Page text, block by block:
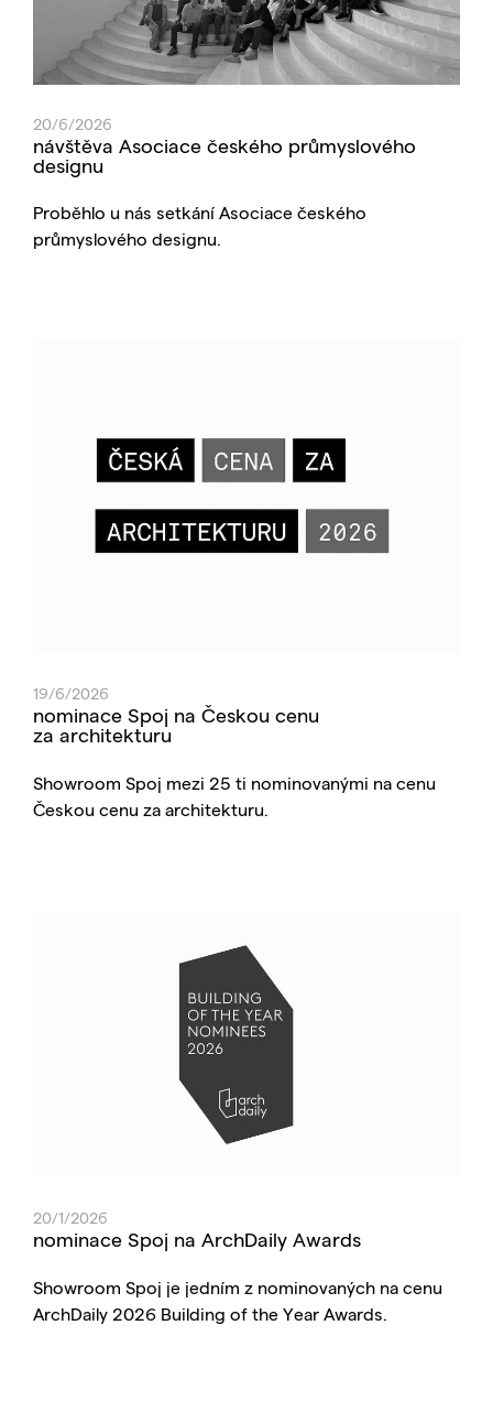
20/6/2026
návštěva Asociace českého průmyslového
designu
Proběhlo u nás setkání Asociace českého
průmyslového designu.
19/6/2026
nominace Spoj na Českou cenu
za architekturu
Showroom Spoj mezi 25 ti nominovanými na cenu
Českou cenu za architekturu.
20/1/2026
nominace Spoj na ArchDaily Awards
Showroom Spoj je jedním z nominovaných na cenu
ArchDaily 2026 Building of the Year Awards.